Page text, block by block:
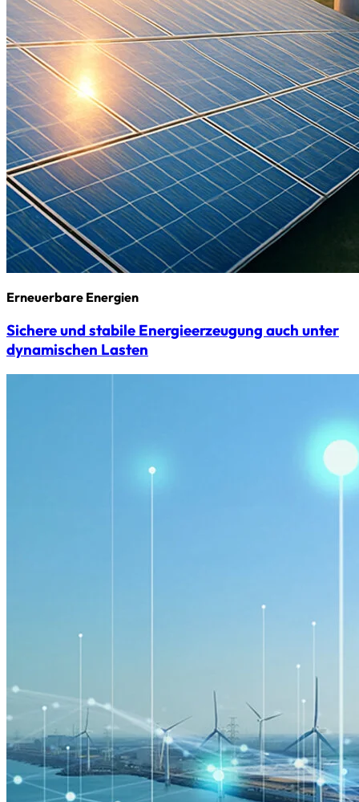
Erneuerbare Energien
Sichere und stabile Energieerzeugung auch unter
dynamischen Lasten